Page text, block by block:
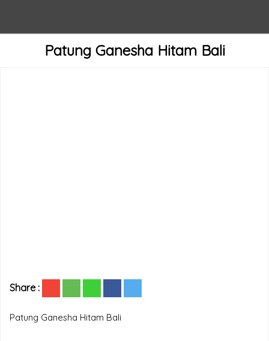
Patung Ganesha Hitam Bali
Share :
Patung Ganesha Hitam Bali